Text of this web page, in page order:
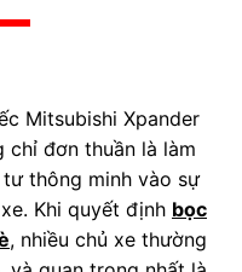
Mitsubishi Xpander
chỉ đơn thuần là làm
thông minh vào sự
Khi quyết định bọc
, nhiều chủ xe thường